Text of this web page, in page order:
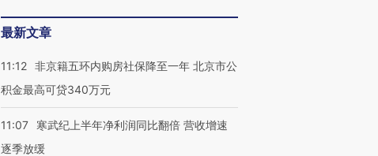
最新文章
11:12 非京籍五环内购房社保降至一年 北京市公
积金最高可贷340万元
11:07
寒武纪上半年净利润同比翻倍 营收增速
逐季放缓